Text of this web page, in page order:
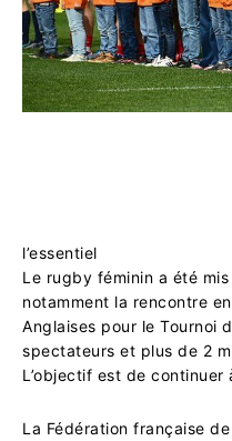
l’essentiel
Le rugby féminin a été
notamment la rencontre
Anglaises pour le Tournoi
spectateurs et plus de 2
L’objectif est de
La Fédération française